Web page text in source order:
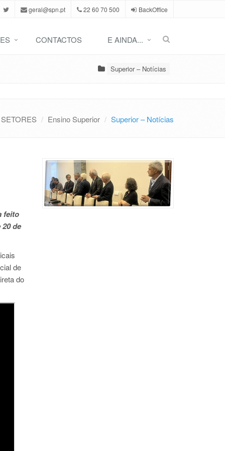
geral@spn.pt 22 60 70 500 BackOffice
CONTACTOS E AINDA...
Superior – Notícias
SETORES Ensino Superior Superior – Notícias
feito
de
de
do